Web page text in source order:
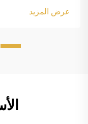
!important; font-
w...
عرض المزيد